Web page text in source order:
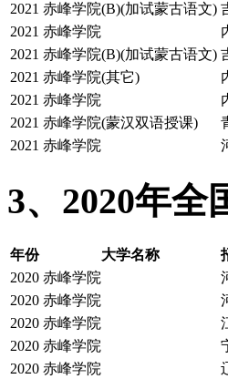
2021 赤峰学院(B)(加试蒙古语文)
2021 赤峰学院
2021 赤峰学院(B)(加试蒙古语文)
2021 赤峰学院(其它)
2021 赤峰学院
2021 赤峰学院(蒙汉双语授课)
2021 赤峰学院
3、2020年全
年份 大学名称
2020 赤峰学院
2020 赤峰学院
2020 赤峰学院
2020 赤峰学院
2020 赤峰学院